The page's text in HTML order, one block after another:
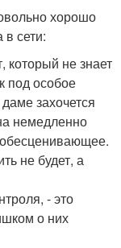
хорошо
сети:
который не знает
под особое
захочется
немедленно
обесценивающее.
не будет, а
- это
о них